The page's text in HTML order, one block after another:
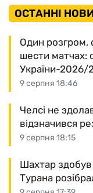
ОСТАННІ
9 серпня 18:46
Один розгром,
шести матчах:
України-2026/
9 серпня 18:15
Челсі не
відзначився
Шахтар здобув
Турана